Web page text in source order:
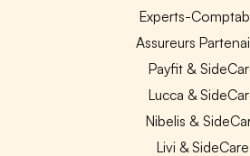
Experts-
Assureurs
Payfit &
Lucca &
Nibelis &
Livi & SideCare